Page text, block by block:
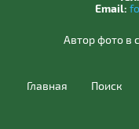
Email:
Автор фото в
Главная Поиск